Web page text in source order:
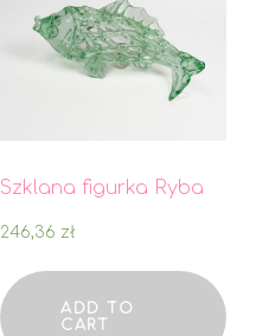
Szklana figurka Ryba
246,36 zł
ADD TO
CART